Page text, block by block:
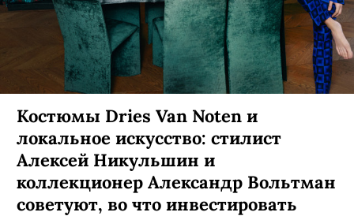
Костюмы Dries Van Noten и
локальное искусство: стилист
Алексей Никульшин и
коллекционер Александр Вольтман
советуют, во что инвестировать